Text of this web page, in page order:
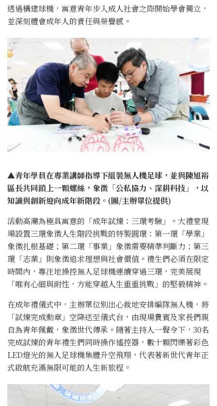
透過構建球機，寓意青年步入成人社會之際開始學會獨立，
並深刻體會成年人的責任與榮譽感。
▲青年學員在專業講師指導下組裝無人機足球，並與陳旭裕
區長共同鎖上一顆螺絲，象徵「公私協力、深耕科技」，以
知識與創新迎向成年新階段。 (圖/主辦單位提供)
活動高潮為極具寓意的「成年試煉：三環考驗」。大禮堂現
場設置三環象徵人生階段挑戰的特製圓環：第一環「學業」
象徵扎根基礎；第二環「事業」象徵需要精準判斷力；第三
環「志業」則象徵追求理想與社會價值。禮生們必須在限定
時間內，專注地操控無人足球機連續穿過三環，完美展現
「唯有心細與耐性，方能穿越人生重重挑戰」的堅毅精神。
在成年禮儀式中，主辦單位別出心裁地安排編隊無人機，將
「試煉完成勳章」空降送至儀式台，由現場貴賓及家長們親
自為青年佩戴，象徵世代傳承。隨著主持人一聲令下，30名
完成試煉的青年禮生們同時操作遙控器，數十顆閃爍著彩色
LED燈光的無人足球機集體升空飛翔，代表著新世代青年正
式啟航充滿無限可能的人生新旅程。